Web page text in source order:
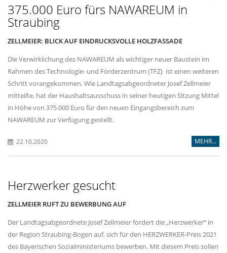
375.000 Euro fürs NAWAREUM in
Straubing
ZELLMEIER: BLICK AUF EINDRUCKSVOLLE HOLZFASSADE
Die Verwirklichung des NAWAREUM als wichtiger neuer Baustein im
Rahmen des Technologie- und Förderzentrum (TFZ) ist einen weiteren
Schritt vorangekommen. Wie Landtagsabgeordneter Josef Zellmeier
mitteilte, hat der Haushaltsausschuss in seiner heutigen Sitzung Mittel
in Höhe von 375.000 Euro für den neuen Eingangsbereich zum
NAWAREUM zur Verfügung gestellt.
22.10.2020 MEHR...
Herzwerker gesucht
ZELLMEIER RUFT ZU BEWERBUNG AUF
Der Landtagsabgeordnete Josef Zellmeier fordert die „Herzwerker“ in
der Region Straubing-Bogen auf, sich für den HERZWERKER-Preis 2021
des Bayerischen Sozialministeriums bewerben. Mit diesem Preis sollen